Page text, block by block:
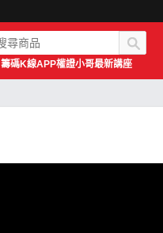
籌碼K線APP權證小哥最新講座